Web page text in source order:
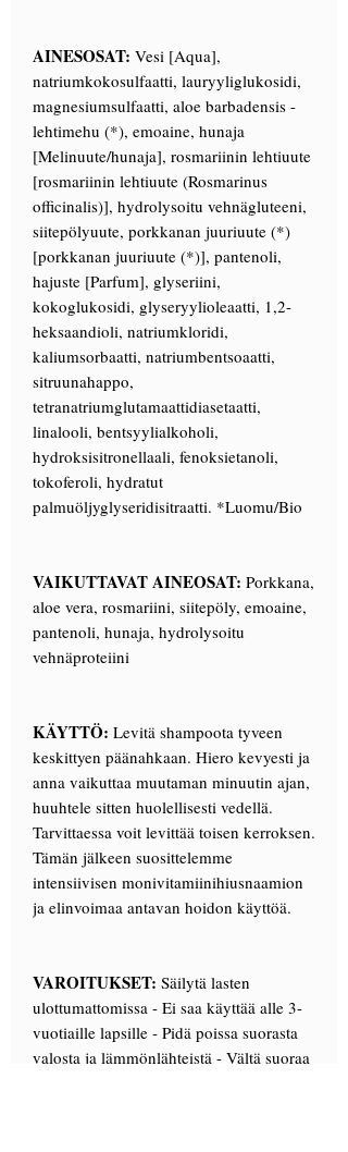
AINESOSAT: Vesi [Aqua],
natriumkokosulfaatti, lauryyliglukosidi,
magnesiumsulfaatti, aloe barbadensis -
lehtimehu (*), emoaine, hunaja
[Melinuute/hunaja], rosmariinin lehtiuute
[rosmariinin lehtiuute (Rosmarinus
officinalis)], hydrolysoitu vehnägluteeni,
siitepölyuute, porkkanan juuriuute (*)
[porkkanan juuriuute (*)], pantenoli,
hajuste [Parfum], glyseriini,
kokoglukosidi, glyseryylioleaatti, 1,2-
heksaandioli, natriumkloridi,
kaliumsorbaatti, natriumbentsoaatti,
sitruunahappo,
tetranatriumglutamaattidiasetaatti,
linalooli, bentsyylialkoholi,
hydroksisitronellaali, fenoksietanoli,
tokoferoli, hydratut
palmuöljyglyseridisitraatti. *Luomu/Bio
VAIKUTTAVAT AINEOSAT: Porkkana,
aloe vera, rosmariini, siitepöly, emoaine,
pantenoli, hunaja, hydrolysoitu
vehnäproteiini
KÄYTTÖ: Levitä shampoota tyveen
keskittyen päänahkaan. Hiero kevyesti ja
anna vaikuttaa muutaman minuutin ajan,
huuhtele sitten huolellisesti vedellä.
Tarvittaessa voit levittää toisen kerroksen.
Tämän jälkeen suosittelemme
intensiivisen monivitamiinihiusnaamion
ja elinvoimaa antavan hoidon käyttöä.
VAROITUKSET: Säilytä lasten
ulottumattomissa - Ei saa käyttää alle 3-
vuotiaille lapsille - Pidä poissa suorasta
valosta ja lämmönlähteistä - Vältä suoraa